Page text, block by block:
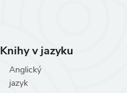
Knihy v jazyku
Anglický
jazyk